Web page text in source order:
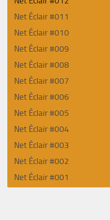
Net Éclair #011
Net Éclair #010
Net Éclair #009
Net Éclair #008
Net Éclair #007
Net Éclair #006
Net Éclair #005
Net Éclair #004
Net Éclair #003
Net Éclair #002
Net Éclair #001